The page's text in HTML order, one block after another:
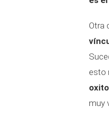
Otra
esto
muy